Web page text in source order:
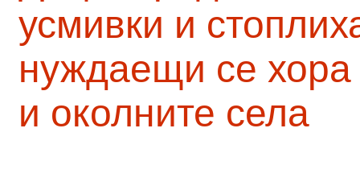
усмивки и
нуждаещи се
и околните села